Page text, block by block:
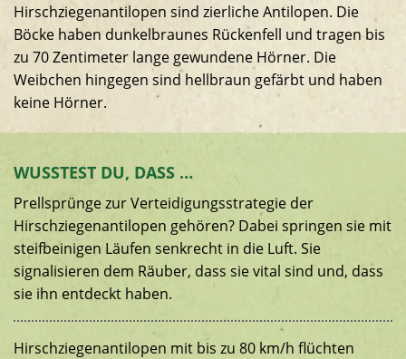
Hirschziegenantilopen sind zierliche Antilopen. Die
Böcke haben dunkelbraunes Rückenfell und tragen bis
zu 70 Zentimeter lange gewundene Hörner. Die
Weibchen hingegen sind hellbraun gefärbt und haben
keine Hörner.
WUSSTEST DU, DASS …
Prellsprünge zur Verteidigungsstrategie der
Hirschziegenantilopen gehören? Dabei springen sie mit
steifbeinigen Läufen senkrecht in die Luft. Sie
signalisieren dem Räuber, dass sie vital sind und, dass
sie ihn entdeckt haben.
Hirschziegenantilopen mit bis zu 80 km/h flüchten